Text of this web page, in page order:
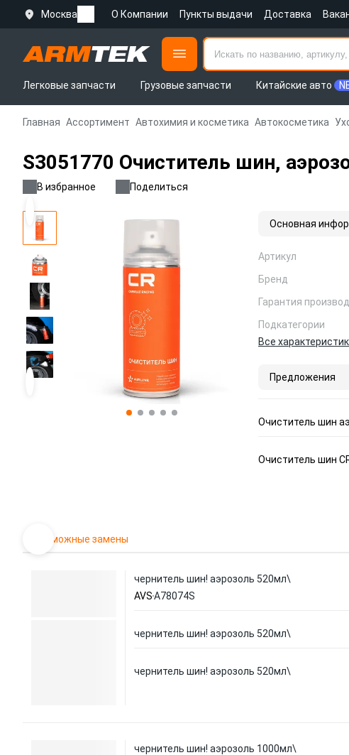
Москва О Компании Пункты выдачи Доставка
Легковые запчасти
Грузовые запчасти Китайские авто
Главная Ассортимент Автохимия и косметика Автокосметика
S3051770 Очиститель шин,
В избранное Поделиться
Основная
Артикул
Бренд
Гарантия
Подкатегории
Все
Предложения
Очиститель шин
Очиститель шин
Возможные замены
чернитель шин! аэрозоль 520мл\
AVSA78074S
чернитель шин! аэрозоль 520мл\
чернитель шин! аэрозоль 520мл\
чернитель шин! аэрозоль 1000мл\